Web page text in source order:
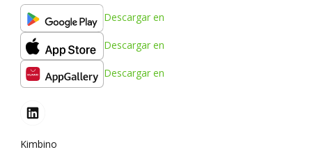
Descargar en
Descargar en
Descargar en
Kimbino